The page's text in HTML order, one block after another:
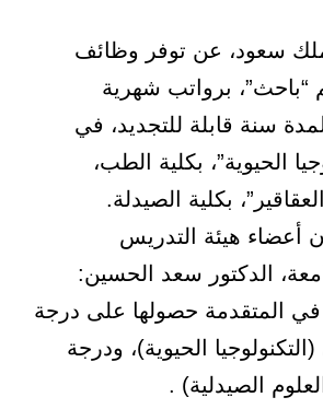
سعود، عن توفر وظائف
“باحث”، برواتب شهرية
سنة قابلة للتجديد، في
الحيوية”، بكلية الطب،
بكلية الصيدلة.
أعضاء هيئة التدريس
الدكتور سعد الحسين:
المتقدمة حصولها على درجة
الحيوية)، ودرجة
الصيدلية) .